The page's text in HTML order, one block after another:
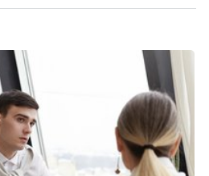
ровно обратное тому, что
Автор свежего выпуска
Tech лидер, эксперт по
лектор НИУ ВШЭ и
женской карьеры».